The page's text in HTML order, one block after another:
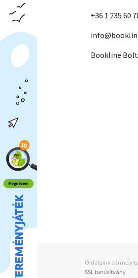
+36 1 235 60
Bookline Bolt
Oldalaink bármely
SSL tanúsítvány